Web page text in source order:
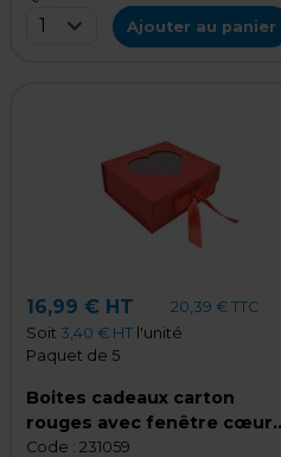
1 Ajouter au panier
16,99 € HT
20,39 € TTC
Soit 3,40 € HTl'unité
Paquet de 5
Boites cadeaux carton
rouges avec fenêtre cœur
et ruban 20x18,2x8cm –
Code : 231059